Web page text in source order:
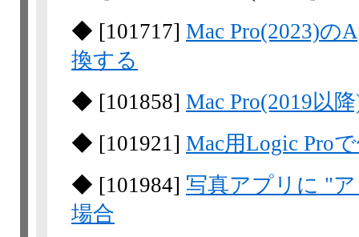
◆ [101717] Mac Pro(2023)の
換する
◆ [101858] Mac Pro(2019以
◆ [101921] Mac用Logic Pro
◆ [101984] 写真アプリに "
場合